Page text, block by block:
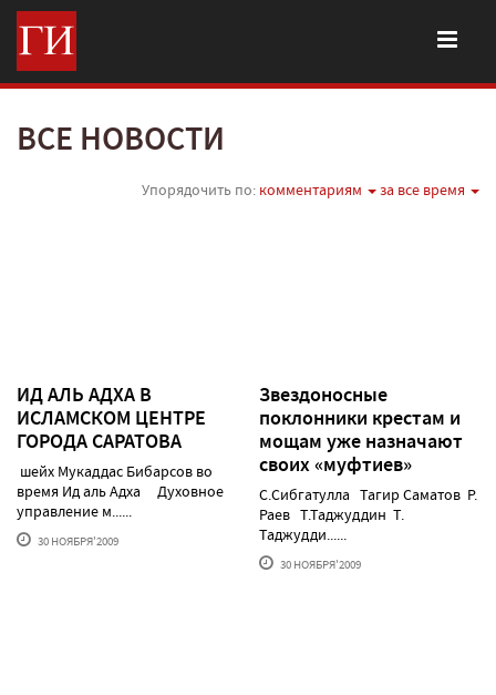
ВСЕ НОВОСТИ
Упорядочить по: комментариям за все время
ИД АЛЬ АДХА В
ИСЛАМСКОМ ЦЕНТРЕ
ГОРОДА САРАТОВА
шейх Мукаддас Бибарсов во
время Ид аль Адха Духовное
управление м......
30 НОЯБРЯ'2009
Звездоносные
поклонники крестам и
мощам уже назначают
своих «муфтиев»
С.Сибгатулла Тагир Саматов Р.
Раев Т.Таджуддин Т.
Таджудди......
30 НОЯБРЯ'2009